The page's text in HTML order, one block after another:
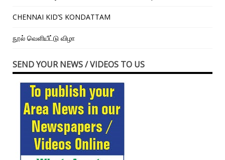
CHENNAI KID’S KONDATTAM
நூல் வெளியீட்டு விழா
SEND YOUR NEWS / VIDEOS TO US